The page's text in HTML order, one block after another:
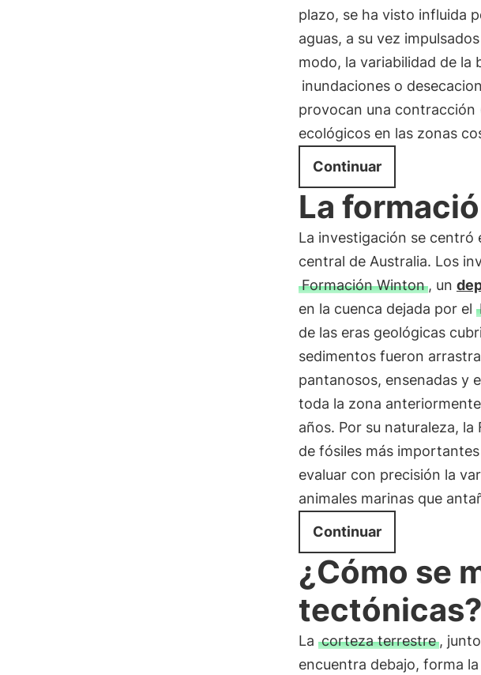
plazo, se ha visto influida
aguas, a su vez
modo, la variabilidad de la
inundaciones o
provocan una contracción
ecológicos en las zonas
Continuar
La
La investigación se centró
central de Australia. Los
Formación Winton, un
en la cuenca dejada por el
de las eras geológicas
sedimentos fueron
pantanosos, ensenadas y
toda la zona
años. Por su naturaleza,
de fósiles más
evaluar con precisión la
animales marinas que
Continuar
¿Cómo se
tectónicas?
La corteza terrestre,
encuentra debajo, forma